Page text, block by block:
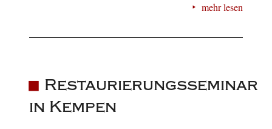
mehr lesen
Restaurierungsseminar
in Kempen